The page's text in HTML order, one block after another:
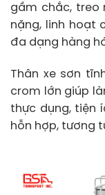
gầm chắc, treo
nặng, linh hoạt
đa dạng hàng
Thân xe sơn
crom lớn giúp
thực dụng, tiện
hỗn hợp, tương